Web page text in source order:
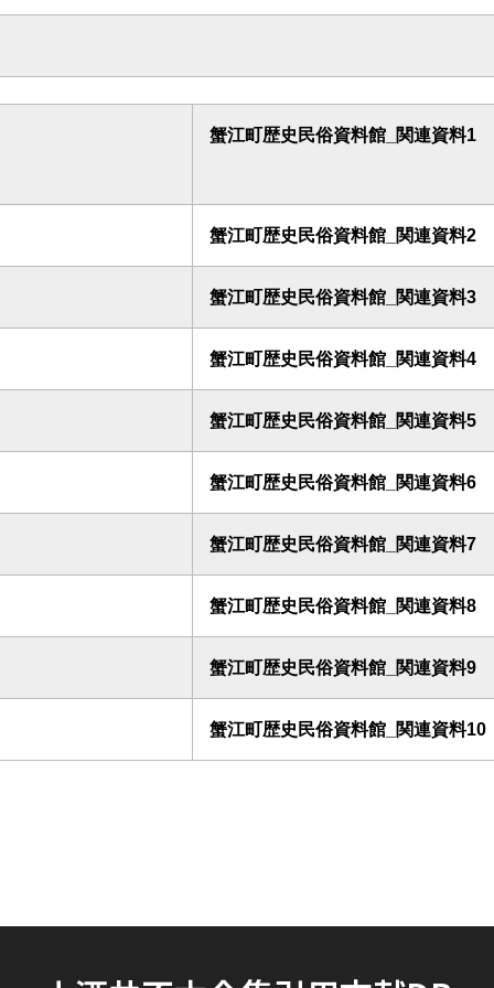
蟹江町歴史民俗資料館_関連資料1
蟹江町歴史民俗資料館_関連資料2
蟹江町歴史民俗資料館_関連資料3
蟹江町歴史民俗資料館_関連資料4
蟹江町歴史民俗資料館_関連資料5
蟹江町歴史民俗資料館_関連資料6
蟹江町歴史民俗資料館_関連資料7
蟹江町歴史民俗資料館_関連資料8
蟹江町歴史民俗資料館_関連資料9
蟹江町歴史民俗資料館_関連資料10